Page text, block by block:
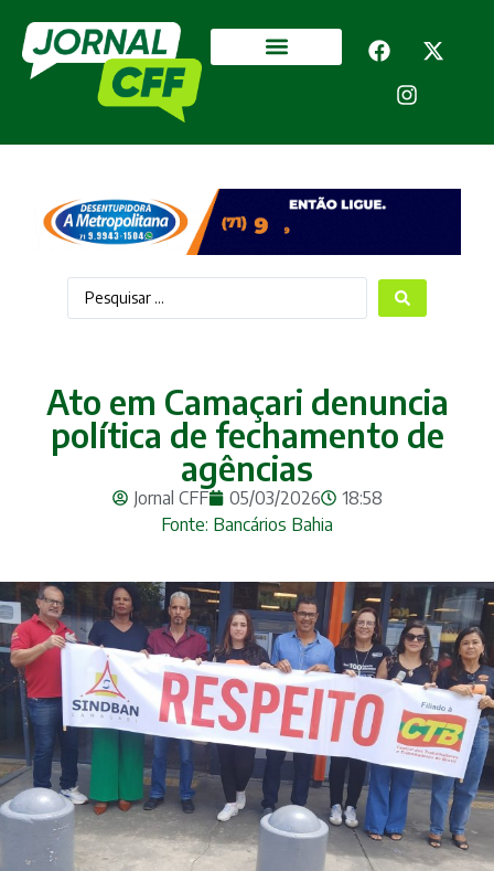
Ato em Camaçari denuncia
política de fechamento de
agências
Jornal CFF 05/03/2026
18:58
Fonte: Bancários Bahia